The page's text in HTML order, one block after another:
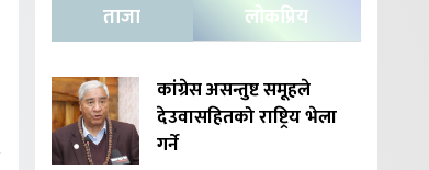
ताजा लोकप्रिय
कांग्रेस असन्तुष्ट समूहले
देउवासहितको राष्ट्रिय भेला
गर्ने